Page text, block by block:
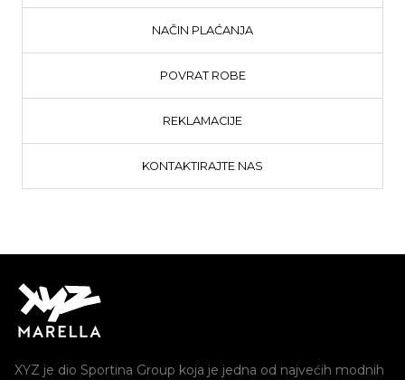
NAČIN PLAĆANJA
POVRAT ROBE
REKLAMACIJE
KONTAKTIRAJTE NAS
XYZ je dio Sportina Group koja je jedna od najvećih modnih